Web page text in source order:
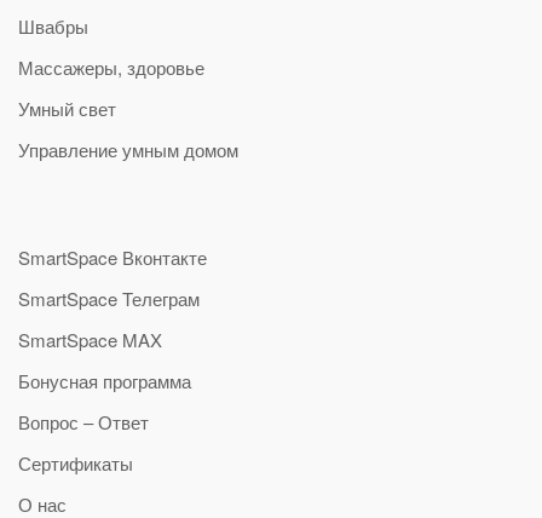
Швабры
Массажеры, здоровье
Умный свет
Управление умным домом
SmartSpace Вконтакте
SmartSpace Телеграм
SmartSpace MAX
Бонусная программа
Вопрос – Ответ
Сертификаты
О нас